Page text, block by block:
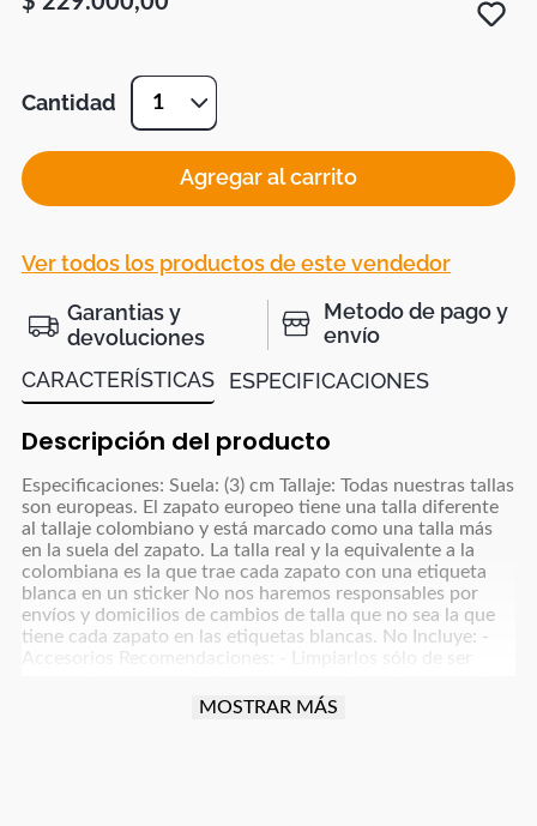
Cantidad 1
Agregar al carrito
Ver todos los productos de este vendedor
Garantias y
devoluciones
Metodo de pago y
envío
CARACTERÍSTICAS
ESPECIFICACIONES
Descripción del producto
Especificaciones: Suela: (3) cm Tallaje: Todas nuestras tallas
son europeas. El zapato europeo tiene una talla diferente
al tallaje colombiano y está marcado como una talla más
en la suela del zapato. La talla real y la equivalente a la
colombiana es la que trae cada zapato con una etiqueta
blanca en un sticker No nos haremos responsables por
envíos y domicilios de cambios de talla que no sea la que
tiene cada zapato en las etiquetas blancas. No Incluye: -
Accesorios Recomendaciones: - Limpiarlos sólo de ser
oscuro para colores café, azul oscuro, grises y negro y usar
MOSTRAR MÁS